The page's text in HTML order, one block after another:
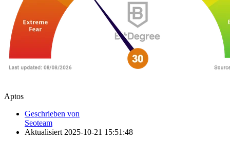
Aptos
Geschrieben von
Seoteam
Aktualisiert 2025-10-21 15:51:48